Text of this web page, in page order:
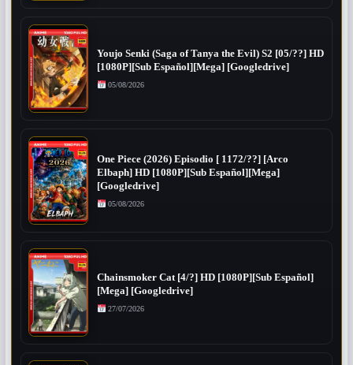
Youjo Senki (Saga of Tanya the Evil) S2 [05/??] HD
[1080P][Sub Español][Mega] [Googledrive]
05/08/2026
One Piece (2026) Episodio [ 1172/??] [Arco
Elbaph] HD [1080P][Sub Español][Mega]
[Googledrive]
05/08/2026
Chainsmoker Cat [4/?] HD [1080P][Sub Español]
[Mega] [Googledrive]
27/07/2026